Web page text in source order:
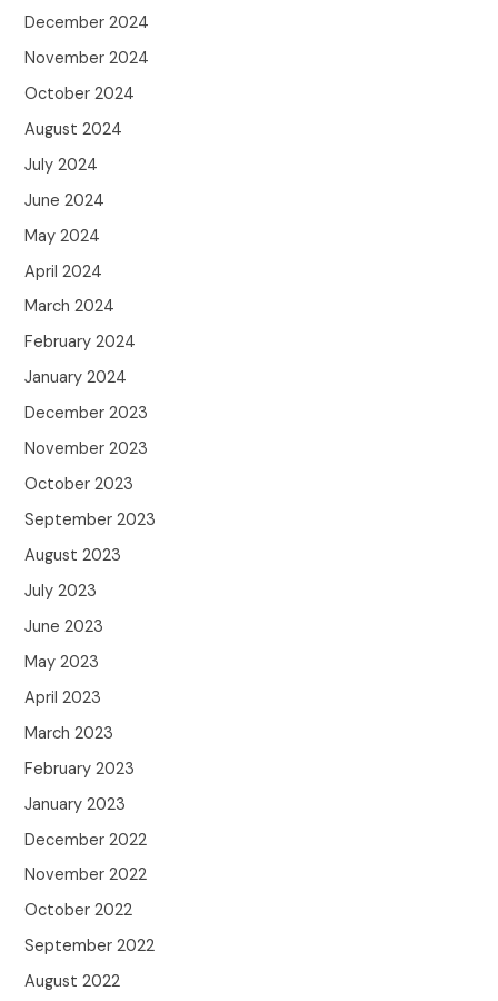
December 2024
November 2024
October 2024
August 2024
July 2024
June 2024
May 2024
April 2024
March 2024
February 2024
January 2024
December 2023
November 2023
October 2023
September 2023
August 2023
July 2023
June 2023
May 2023
April 2023
March 2023
February 2023
January 2023
December 2022
November 2022
October 2022
September 2022
August 2022